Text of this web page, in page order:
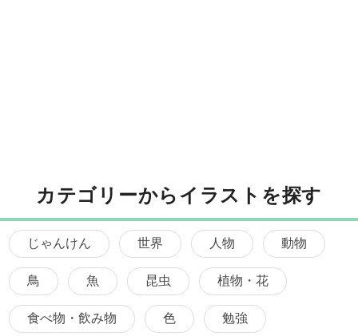
カテゴリーからイラストを探す
じゃんけん 世界 人物 動物
鳥 魚 昆虫 植物・花
食べ物・飲み物 色 勉強